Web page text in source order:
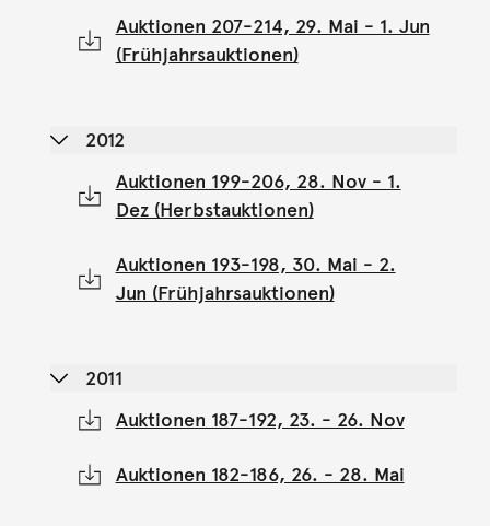
Auktionen 207-214, 29. Mai - 1. Jun
(Frühjahrsauktionen)
2012
Auktionen 199-206, 28. Nov - 1.
Dez (Herbstauktionen)
Auktionen 193-198, 30. Mai - 2.
Jun (Frühjahrsauktionen)
2011
Auktionen 187-192, 23. - 26. Nov
Auktionen 182-186, 26. - 28. Mai